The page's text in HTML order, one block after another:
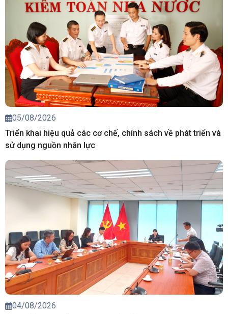
05/08/2026
Triển khai hiệu quả các cơ chế, chính sách về phát triển và
sử dụng nguồn nhân lực
04/08/2026